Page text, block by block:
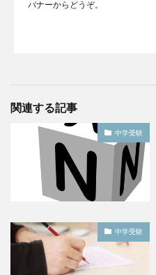
バナーからどうぞ。
関連する記事
中学受験
中学受験